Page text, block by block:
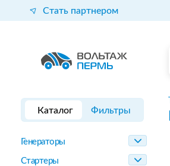
Стать партнером
Каталог Фильтры
Генераторы
Стартеры